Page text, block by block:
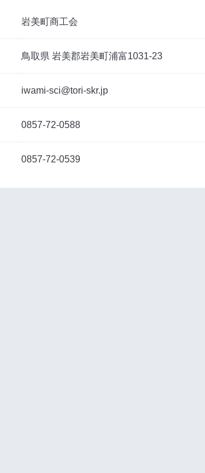
岩美町商工会
鳥取県 岩美郡岩美町浦富1031-23
iwami-sci@tori-skr.jp
0857-72-0588
0857-72-0539